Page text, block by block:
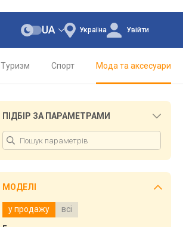
Україна
UA Увійти
Туризм Спорт Мода та аксесуари
ПІДБІР ЗА ПАРАМЕТРАМИ
МОДЕЛІ
у продажу всі